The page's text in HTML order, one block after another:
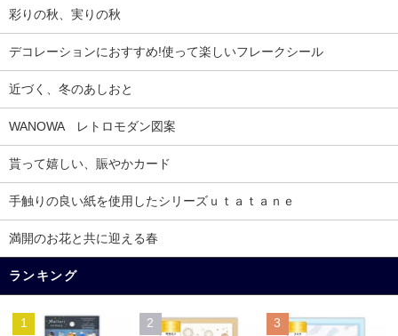
彩りの秋、実りの秋
デコレーションにおすすめ!使って楽しいフレークシール
近づく、冬のあしおと
WANOWA レトロモダン図案
貰って嬉しい、賑やかカード
手触りの良い紙を使用したシリーズｕｔａｔａｎｅ
満開のお花と共に迎える春
ランキング
1 2 3